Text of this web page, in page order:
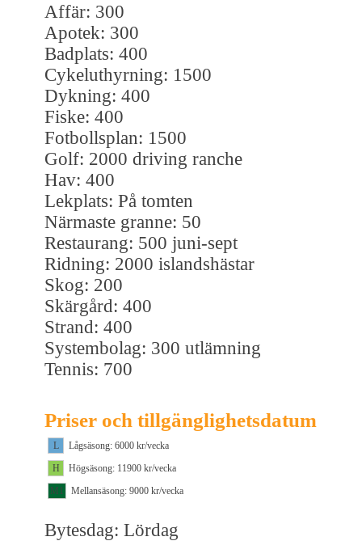
Affär: 300
Apotek: 300
Badplats: 400
Cykeluthyrning: 1500
Dykning: 400
Fiske: 400
Fotbollsplan: 1500
Golf: 2000 driving ranche
Hav: 400
Lekplats: På tomten
Närmaste granne: 50
Restaurang: 500 juni-sept
Ridning: 2000 islandshästar
Skog: 200
Skärgård: 400
Strand: 400
Systembolag: 300 utlämning
Tennis: 700
Priser och tillgänglighetsdatum
L
Lågsäsong: 6000 kr/vecka
H
Högsäsong: 11900 kr/vecka
M1
Mellansäsong: 9000 kr/vecka
Bytesdag: Lördag